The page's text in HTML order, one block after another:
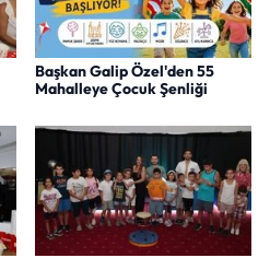
Başkan Galip Özel'den 55
Mahalleye Çocuk Şenliği